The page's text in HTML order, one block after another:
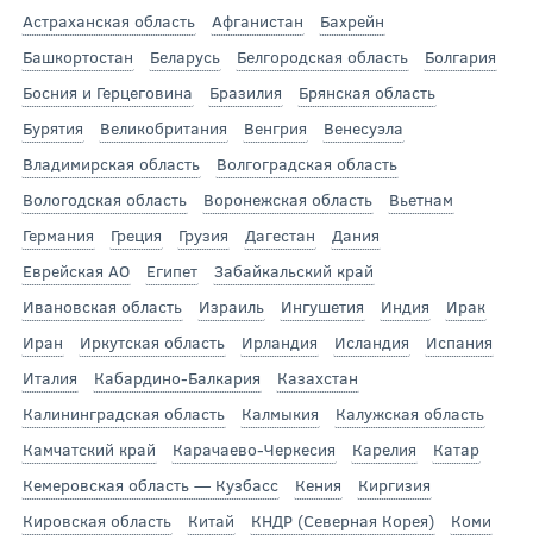
Астраханская область
Афганистан
Бахрейн
Башкортостан
Беларусь Белгородская область
Болгария
Босния и Герцеговина
Бразилия
Брянская область
Бурятия
Великобритания Венгрия
Венесуэла
Владимирская область
Волгоградская область
Вологодская область
Воронежская область
Вьетнам
Германия
Греция Грузия Дагестан
Дания
Еврейская АО
Египет
Забайкальский край
Ивановская область
Израиль Ингушетия Индия
Ирак
Иран
Иркутская область Ирландия Исландия
Испания
Италия
Кабардино-Балкария
Казахстан
Калининградская область
Калмыкия
Калужская область
Камчатский край
Карачаево-Черкесия Карелия
Катар
Кемеровская область — Кузбасс
Кения
Киргизия
Кировская область
Китай КНДР (Северная Корея)
Коми